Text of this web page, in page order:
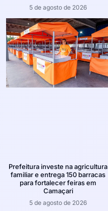
5 de agosto de 2026
Prefeitura investe na agricultura
familiar e entrega 150 barracas
para fortalecer feiras em
Camaçari
5 de agosto de 2026